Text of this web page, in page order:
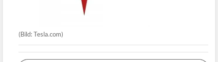
(Bild: Tesla.com)